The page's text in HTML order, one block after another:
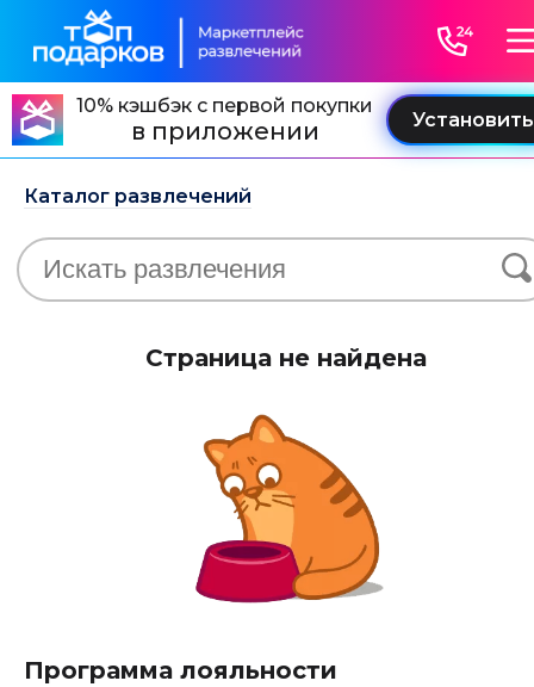
10% кэшбэк с первой покупки
в приложении
Каталог развлечений
Страница не найдена
Программа лояльности